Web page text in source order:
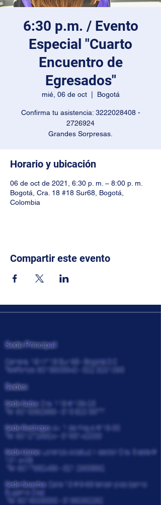
6:30 p.m. / Evento
Especial "Cuarto
Encuentro de
Egresados"
mié, 06 de oct
  |
Bogotá
Confirma tu asistencia: 3222028408 -
2726924
Grandes Sorpresas.
Horario y ubicación
06 de oct de 2021, 6:30 p. m. – 8:00 p. m.
Bogotá, Cra. 18 #18 Sur68, Bogotá,
Colombia
Compartir este evento
Sede Principal:
Carrera. 18 N° 18 Sur 68 - Bogotá D.C
Teléfonos: 6015605540 - 322 3201065
Sedes:
Sede Suba: Cra. 118 # 136-25
Tel: 6015362966 - 315 820 5977
Sede Restrepo: Av. 1 de mayo # 16-30
Tel: 6012726924- 3195142033
Sede Usme: Lorenzo Alcatuz II sector Cra. 5 este #
101 A-08
Tel: 6017682486 - 321 2935892
Sede Soacha: Calle 13 # 9-69 tercer piso barrio
Eugenio Diaz
Tel: 6019009330 - 3166292292